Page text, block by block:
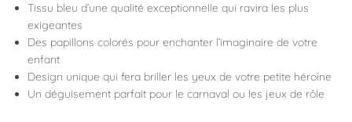
Tissu bleu d’une qualité exceptionnelle qui ravira les plus
exigeantes
Des papillons colorés pour enchanter l’imaginaire de votre
enfant
Design unique qui fera briller les yeux de votre petite héroïne
Un déguisement parfait pour le carnaval ou les jeux de rôle